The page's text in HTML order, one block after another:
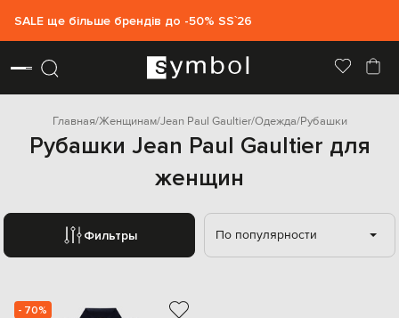
SALE ще більше брендів до -50% SS`26
Главная Женщинам Jean Paul Gaultier Одежда Рубашки
Рубашки Jean Paul Gaultier для
женщин
Фильтры По популярности
- 70%